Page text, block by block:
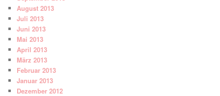
August 2013
Juli 2013
Juni 2013
Mai 2013
April 2013
März 2013
Februar 2013
Januar 2013
Dezember 2012